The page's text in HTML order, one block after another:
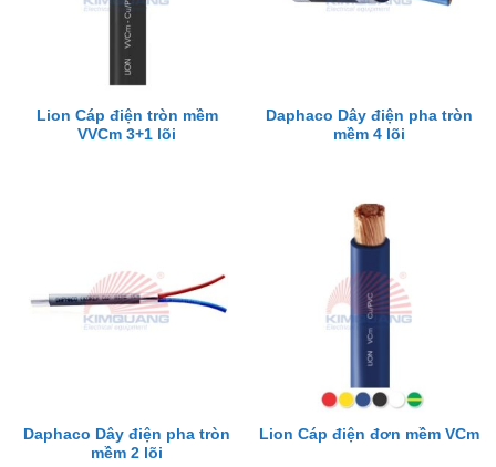
Lion Cáp điện tròn mềm
VVCm 3+1 lõi
Daphaco Dây điện pha tròn
mềm 4 lõi
Daphaco Dây điện pha tròn
mềm 2 lõi
Lion Cáp điện đơn mềm VCm